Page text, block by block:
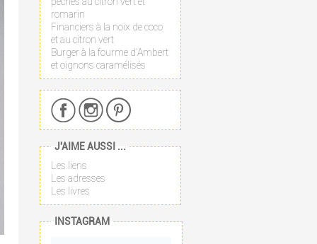
romarin
Financiers à la noix de coco
et au citron vert
Burger à la fourme d'Ambert
et oignons caramélisés
J'AIME AUSSI ...
Les liens
Les adresses
Les livres
INSTAGRAM